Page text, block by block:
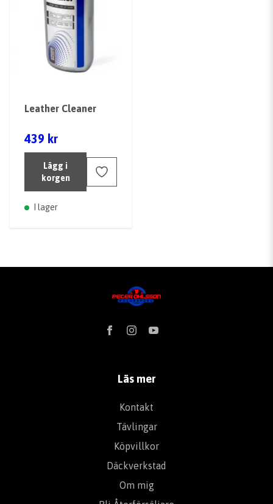
Leather Cleaner
439 kr
Lägg i
korgen
I lager
Läs mer
Kontakt
Tävlingar
Köpvillkor
Däckverkstad
Om mig